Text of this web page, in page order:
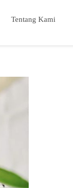
Tentang Kami